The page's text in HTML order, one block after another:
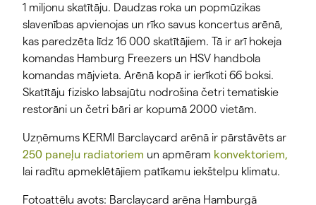
1 miljonu skatītāju. Daudzas roka un popmūzikas
slavenības apvienojas un rīko savus koncertus arēnā,
kas paredzēta līdz 16 000 skatītājiem. Tā ir arī hokeja
komandas Hamburg Freezers un HSV handbola
komandas mājvieta. Arēnā kopā ir ierīkoti 66 boksi.
Skatītāju fizisko labsajūtu nodrošina četri tematiskie
restorāni un četri bāri ar kopumā 2000 vietām.
Uzņēmums KERMI Barclaycard arēnā ir pārstāvēts ar
250 paneļu radiatoriem un apmēram konvektoriem,
lai radītu apmeklētājiem patīkamu iekštelpu klimatu.
Fotoattēlu avots: Barclaycard arēna Hamburgā